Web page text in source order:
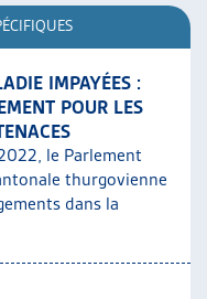
IMPAYÉES :
POUR LES
le Parlement
thurgovienne
dans la